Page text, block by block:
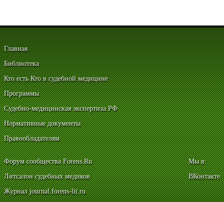
Главная
Библиотека
Кто есть Кто в судебной медицине
Программы
Судебно-медицинская экспертиза РФ
Нормативные документы
Правообладателям
Форум сообщества Forens.Ru
Литсалон судебных медиков
Журнал journal.forens-lit.ru
Мы в:
ВКонтакте